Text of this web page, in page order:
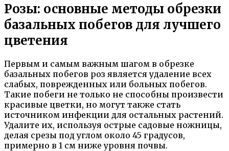
Розы: основные методы обрезки
базальных побегов для лучшего
цветения
Первым и самым важным шагом в обрезке
базальных побегов роз является удаление всех
слабых, поврежденных или больных побегов.
Такие побеги не только не способны произвести
красивые цветки, но могут также стать
источником инфекции для остальных растений.
Удалите их, используя острые садовые ножницы,
делая срезы под углом около 45 градусов,
примерно в 1 см ниже уровня почвы.